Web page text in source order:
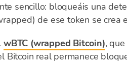
sencillo: bloqueáis una
de ese token se crea
wBTC (wrapped Bitcoin),
Bitcoin real permanece